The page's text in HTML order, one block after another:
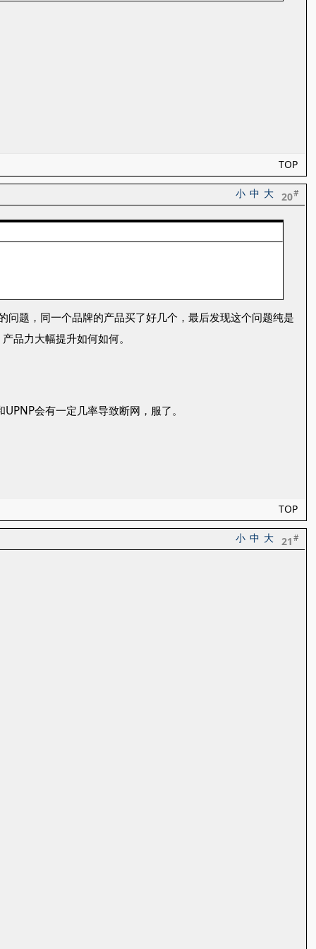
TOP
20#
大
中
小
题，同一个品牌的产品买了好几个，最后发现这个问题纯是
品力大幅提升如何如何。
会有一定几率导致断网，服了。
TOP
21 #
大
中
小